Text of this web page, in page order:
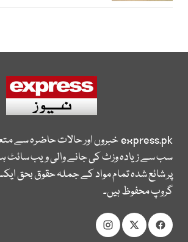
express.pkخبروں اور حالات حاضرہ سے
سب سے زیادہ وزٹ کی جانے والی ویب
پر شائع شدہ تمام مواد کے جملہ حقوق بحق
گروپ محفوظ ہیں۔